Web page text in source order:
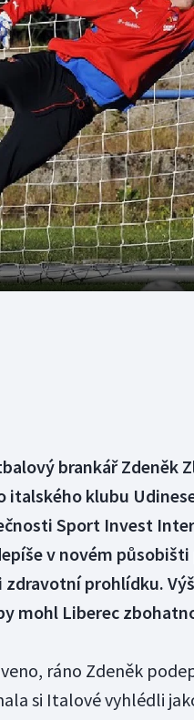
Plavání
brankář Zdeněk
italského klubu
Sport Invest
v novém
prohlídku.
mohl Liberec
ráno Zdeněk
si Italové vyhlédli